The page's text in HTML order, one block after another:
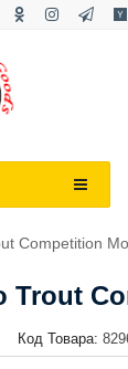
Competition
Trout
Код Товара: